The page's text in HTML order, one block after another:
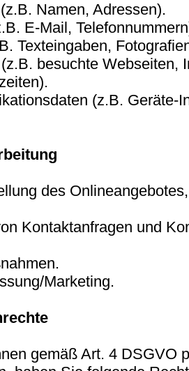
Namen, Adressen).
E-Mail,
Texteingaben,
besuchte Webseiten,
(z.B. Geräte-
des
Kontaktanfragen und
Marketing.
gemäß Art. 4 DSGVO